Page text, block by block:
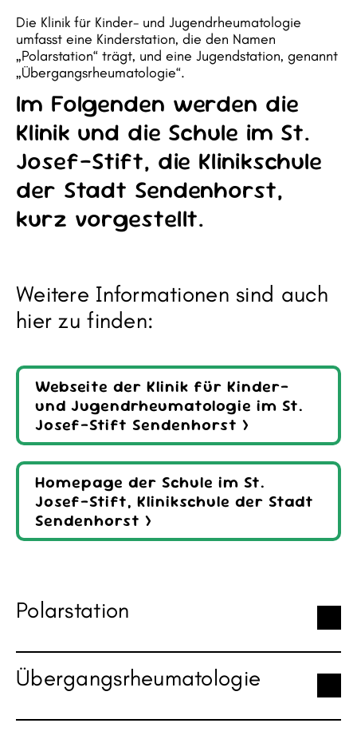
Die Klinik für Kinder- und Jugendrheumatologie
umfasst eine Kinderstation, die den Namen
„Polarstation“ trägt, und eine Jugendstation, genannt
„Übergangsrheumatologie“.
Im Folgenden werden die
Klinik und die Schule im St.
Josef-Stift, die Klinikschule
der Stadt Sendenhorst,
kurz vorgestellt.
Weitere Informationen sind auch
hier zu finden:
Webseite der Klinik für Kinder-
und Jugendrheumatologie im St.
Josef-Stift Sendenhorst >
Homepage der Schule im St.
Josef-Stift, Klinikschule der Stadt
Sendenhorst >
Polarstation
Übergangsrheumatologie